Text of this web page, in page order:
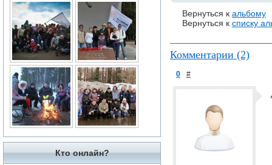
Кто онлайн?
Вернуться к альбому
Вернуться к списку
Комментарии (2)
0 #